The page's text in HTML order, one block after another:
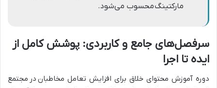
مارکتینگ محسوب می‌شود.
سرفصل‌های جامع و کاربردی: پوشش کامل از
ایده تا اجرا
دوره آموزش محتوای خلاق برای افزایش تعامل مخاطبان در مجتمع